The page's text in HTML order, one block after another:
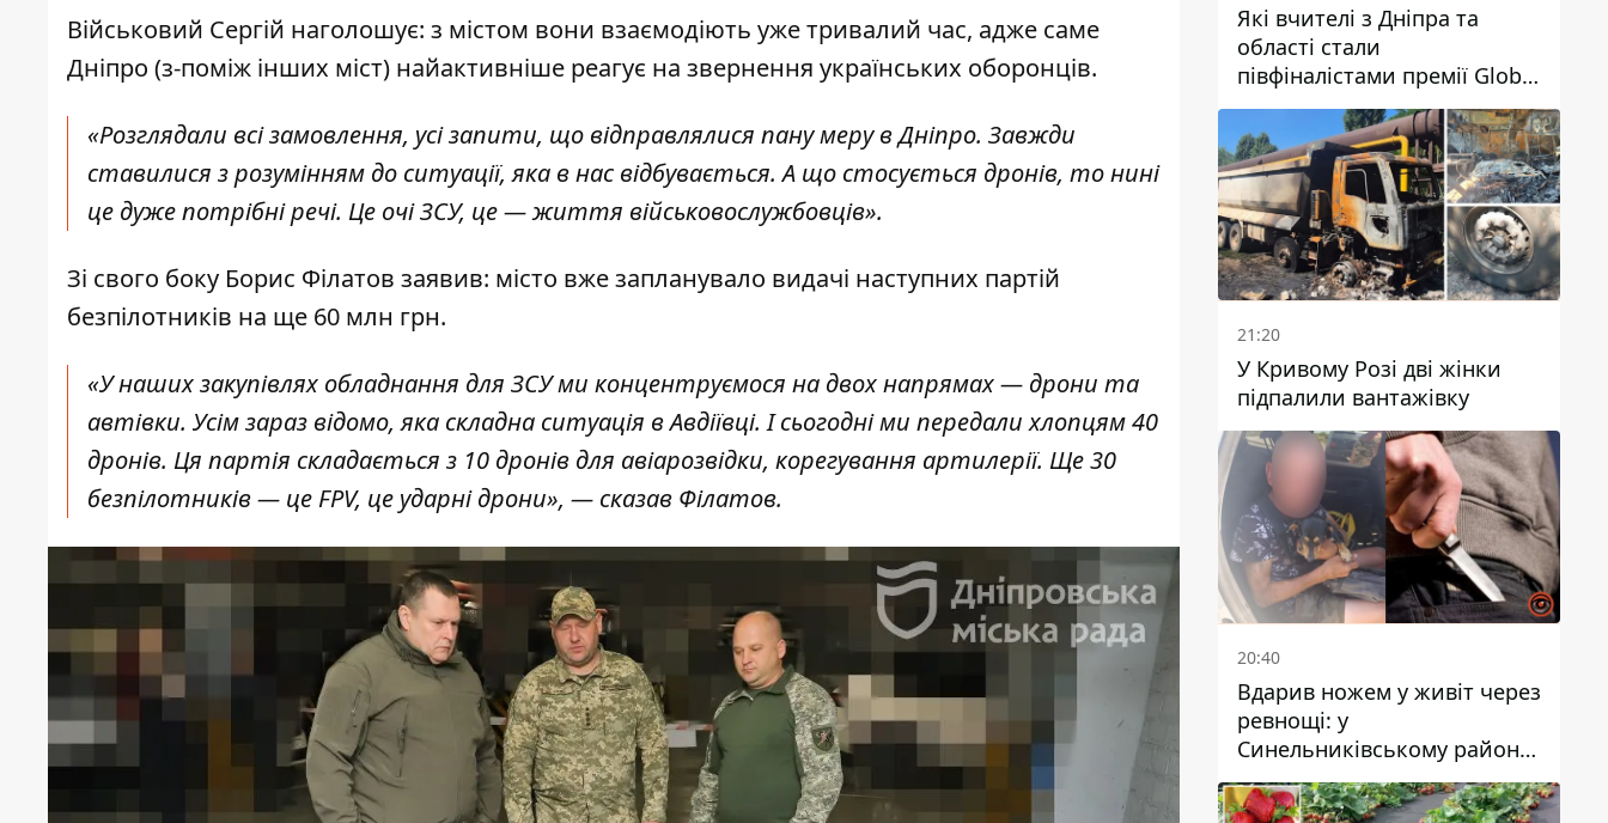
Військовий Сергій наголошує: з містом вони взаємодіють уже тривалий час, адже саме
Дніпро (з-поміж інших міст) найактивніше реагує на звернення українських оборонців.
«Розглядали всі замовлення, усі запити, що відправлялися пану меру в Дніпро. Завжди
ставилися з розумінням до ситуації, яка в нас відбувається. А що стосується дронів, то нині
це дуже потрібні речі. Це очі ЗСУ, це — життя військовослужбовців».
Зі свого боку Борис Філатов заявив: місто вже запланувало видачі наступних партій
безпілотників на ще 60 млн грн.
«У наших закупівлях обладнання для ЗСУ ми концентруємося на двох напрямах — дрони та
автівки. Усім зараз відомо, яка складна ситуація в Авдіївці. І сьогодні ми передали хлопцям 40
дронів. Ця партія складається з 10 дронів для авіарозвідки, корегування артилерії. Ще 30
безпілотників — це FPV, це ударні дрони», — сказав Філатов.
Які вчителі з Дніпра та
області стали
півфіналістами премії Global
Teacher Prize Ukraine 2026
21:20
У Кривому Розі дві жінки
підпалили вантажівку
20:40
Вдарив ножем у живіт через
ревнощі: у
Синельниківському районі
затримали 49-річного
чоловіка за вбивство